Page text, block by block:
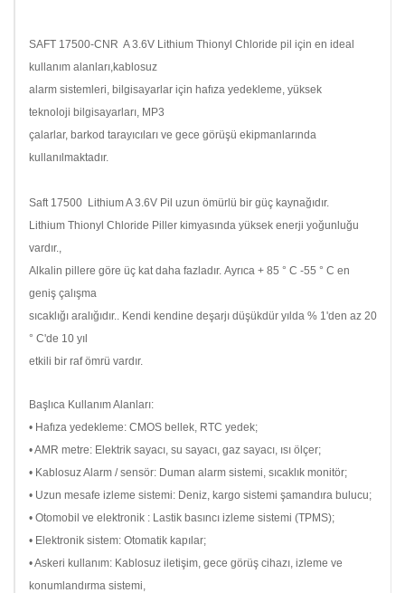
SAFT 17500-CNR A 3.6V Lithium Thionyl Chloride pil için en ideal
kullanım alanları,kablosuz
alarm sistemleri, bilgisayarlar için hafıza yedekleme, yüksek
teknoloji bilgisayarları, MP3
çalarlar, barkod tarayıcıları ve gece görüşü ekipmanlarında
kullanılmaktadır.
Saft 17500 Lithium A 3.6V Pil uzun ömürlü bir güç kaynağıdır.
Lithium Thionyl Chloride Piller kimyasında yüksek enerji yoğunluğu
vardır.,
Alkalin pillere göre üç kat daha fazladır. Ayrıca + 85 ° C -55 ° C en
geniş çalışma
sıcaklığı aralığıdır.. Kendi kendine deşarjı düşükdür yılda % 1'den az 20
° C'de 10 yıl
etkili bir raf ömrü vardır.
Başlıca Kullanım Alanları:
• Hafıza yedekleme: CMOS bellek, RTC yedek;
• AMR metre: Elektrik sayacı, su sayacı, gaz sayacı, ısı ölçer;
• Kablosuz Alarm / sensör: Duman alarm sistemi, sıcaklık monitör;
• Uzun mesafe izleme sistemi: Deniz, kargo sistemi şamandıra bulucu;
• Otomobil ve elektronik : Lastik basıncı izleme sistemi (TPMS);
• Elektronik sistem: Otomatik kapılar;
• Askeri kullanım: Kablosuz iletişim, gece görüş cihazı, izleme ve
konumlandırma sistemi,